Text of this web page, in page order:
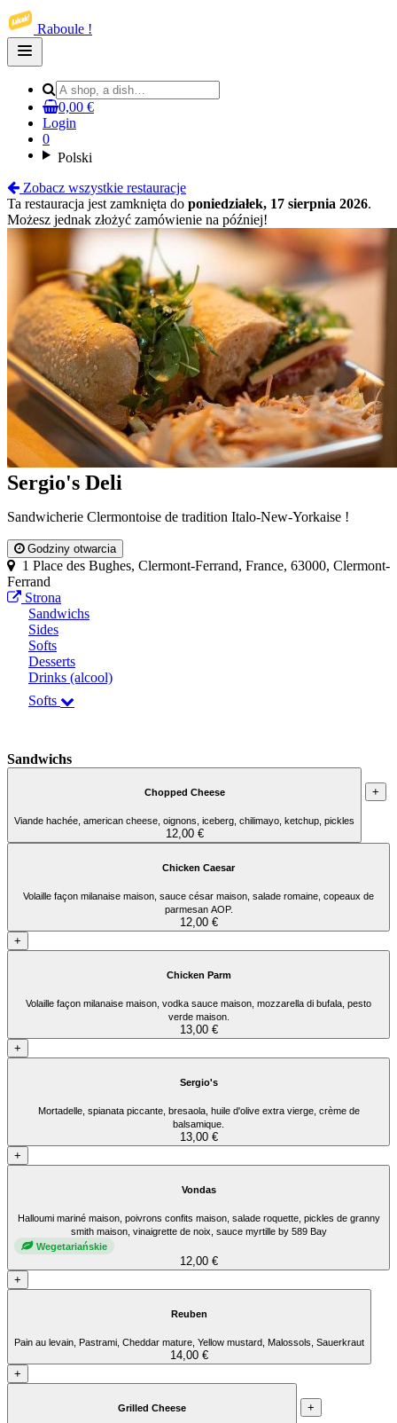
Raboule !
Open
main
0,00 €
Login
0
Polski
Zobacz wszystkie restauracje
Ta restauracja jest zamknięta do poniedziałek, 17 sierpnia 2026.
Możesz jednak złożyć zamówienie na później!
Sergio's Deli
Sandwicherie Clermontoise de tradition Italo-New-Yorkaise !
Godziny otwarcia
1 Place des Bughes, Clermont-Ferrand, France, 63000, Clermont-
Ferrand
Strona
Sandwichs
Sides
Softs
Desserts
Drinks (alcool)
Softs
Sandwichs
Chopped Cheese
Viande hachée, american cheese, oignons, iceberg, chilimayo, ketchup, pickles
12,00 €
+
Chicken Caesar
Volaille façon milanaise maison, sauce césar maison, salade romaine, copeaux de
parmesan AOP.
12,00 €
+
Chicken Parm
Volaille façon milanaise maison, vodka sauce maison, mozzarella di bufala, pesto
verde maison.
13,00 €
+
Sergio's
Mortadelle, spianata piccante, bresaola, huile d'olive extra vierge, crème de
balsamique.
13,00 €
+
Vondas
Halloumi mariné maison, poivrons confits maison, salade roquette, pickles de granny
smith maison, vinaigrette de noix, sauce myrtille by 589 Bay
Wegetariańskie
12,00 €
+
Reuben
Pain au levain, Pastrami, Cheddar mature, Yellow mustard, Malossols, Sauerkraut
14,00 €
+
Grilled Cheese +